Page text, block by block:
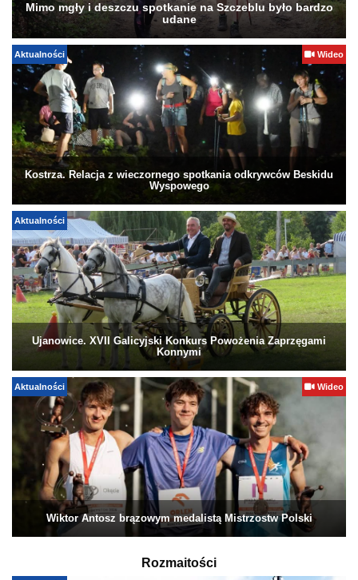
Mimo mgły i deszczu spotkanie na Szczeblu było bardzo
udane
Aktualności Wideo
Kostrza. Relacja z wieczornego spotkania odkrywców Beskidu
Wyspowego
Aktualności
Ujanowice. XVII Galicyjski Konkurs Powożenia Zaprzęgami
Konnymi
Aktualności Wideo
Wiktor Antosz brązowym medalistą Mistrzostw Polski
Rozmaitości